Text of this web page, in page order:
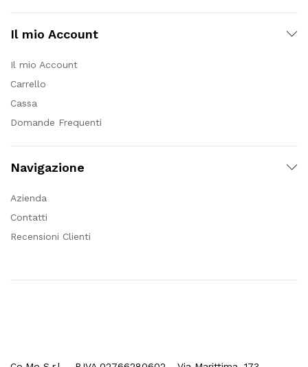
Il mio Account
Il mio Account
Carrello
Cassa
Domande Frequenti
Navigazione
Azienda
Contatti
Recensioni Clienti